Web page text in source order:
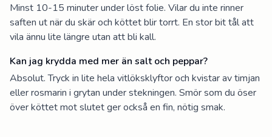
Minst 10-15 minuter under löst folie. Vilar du inte rinner
saften ut när du skär och köttet blir torrt. En stor bit tål att
vila ännu lite längre utan att bli kall.
Kan jag krydda med mer än salt och peppar?
Absolut. Tryck in lite hela vitlöksklyftor och kvistar av timjan
eller rosmarin i grytan under stekningen. Smör som du öser
över köttet mot slutet ger också en fin, nötig smak.